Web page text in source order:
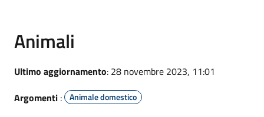
Animali
Ultimo aggiornamento: 28 novembre 2023, 11:01
Argomenti : Animale domestico